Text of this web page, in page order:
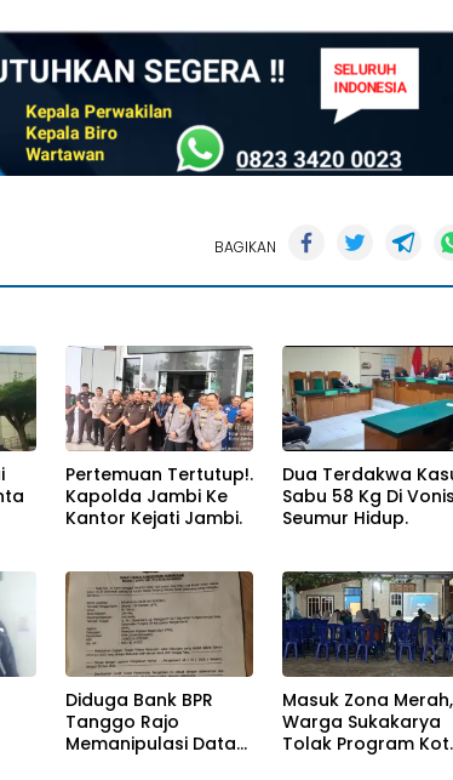
BAGIKAN
Pertemuan Tertutup!.
Kapolda Jambi Ke
Kantor Kejati Jambi.
Dua Terdakwa
Sabu 58 Kg Di Vonis
Seumur Hidup.
Diduga Bank BPR
Tanggo Rajo
Memanipulasi Data
Masuk Zona Merah,
Warga Sukakarya
Tolak Program